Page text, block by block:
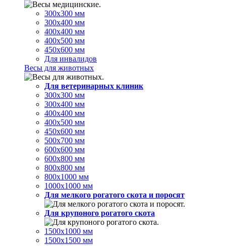
300х300 мм
300х400 мм
400х400 мм
400х500 мм
450х600 мм
Для инвалидов
Весы для животных
Для ветеринарных клиник
300х300 мм
300х400 мм
400х400 мм
400х500 мм
450х600 мм
500х700 мм
600х600 мм
600х800 мм
800х800 мм
800х1000 мм
1000х1000 мм
Для мелкого рогатого скота и поросят
Для крупоного рогатого скота
1500х1000 мм
1500х1500 мм